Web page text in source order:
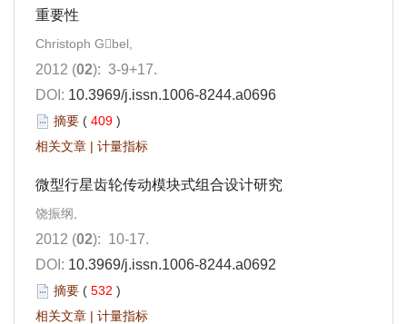
重要性
Christoph Gbel,
2012 (02): 3-9+17.
DOI: 10.3969/j.issn.1006-8244.a0696
摘要 ( 409 )
相关文章 | 计量指标
微型行星齿轮传动模块式组合设计研究
饶振纲,
2012 (02): 10-17.
DOI: 10.3969/j.issn.1006-8244.a0692
摘要 ( 532 )
相关文章 | 计量指标